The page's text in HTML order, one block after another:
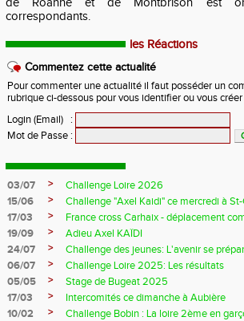
de Roanne et de Montbrison est
correspondants.
les Réactions
Commentez cette actualité
Pour commenter une actualité il faut posséder un
rubrique ci-dessous pour vous identifier ou vous
Login (Email)
:
Mot de Passe :
03/07 >
Challenge Loire 2026
15/06
>
Challenge "Axel Kaidi" ce mercredi à
17/03
>
France cross Carhaix - déplacement
19/09
>
Adieu Axel KAÏDI
24/07
>
Challenge des jeunes: L'avenir se
06/07
>
Challenge Loire 2025: Les résultats
05/05
>
Stage de Bugeat 2025
17/03
>
Intercomités ce dimanche à Aubière
10/02
>
Challenge Bobin : La loire 2ème en